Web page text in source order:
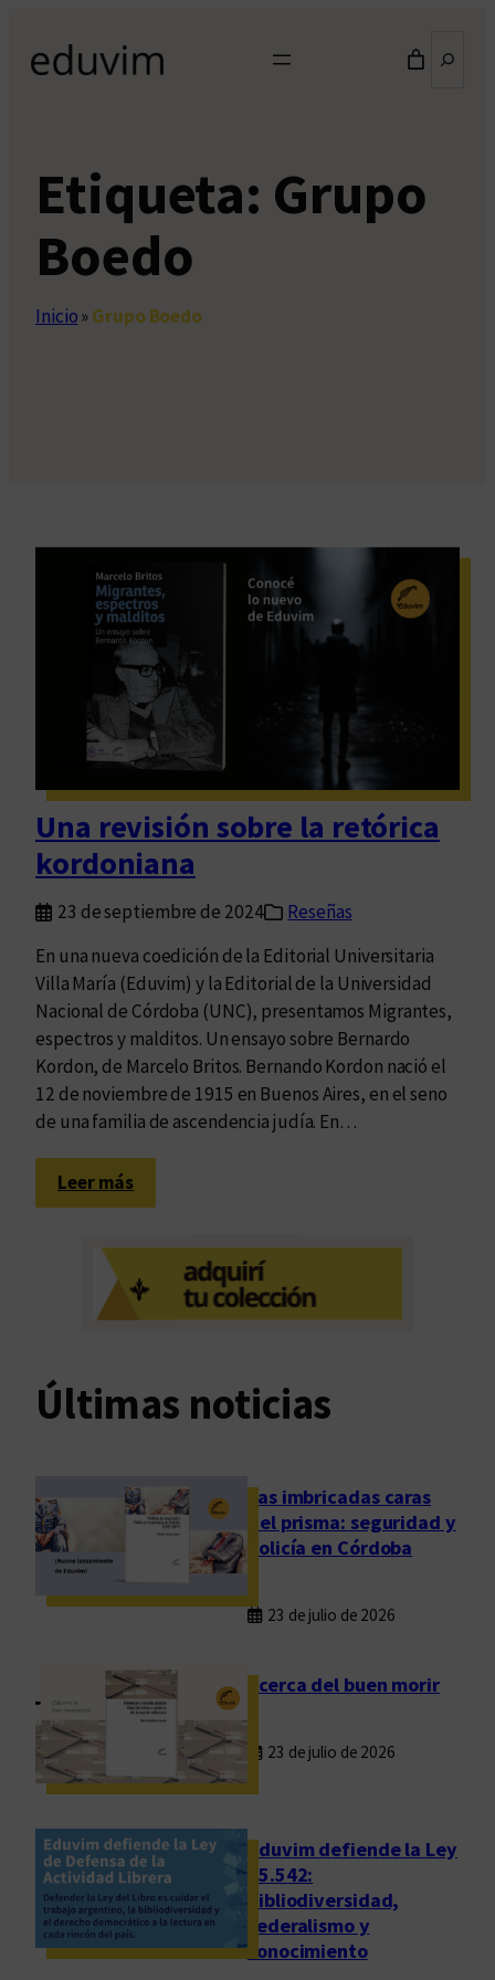
contenido
Etiqueta: Grupo
Boedo
Inicio»Grupo Boedo
Una revisión sobre la retórica
kordoniana
23 de septiembre de 2024
Reseñas
En una nueva coedición de la Editorial Universitaria
Villa María (Eduvim) y la Editorial de la Universidad
Nacional de Córdoba (UNC), presentamos Migrantes,
espectros y malditos. Un ensayo sobre Bernardo
Kordon, de Marcelo Britos. Bernando Kordon nació el
12 de noviembre de 1915 en Buenos Aires, en el seno
de una familia de ascendencia judía. En…
Leer más:
U
r
e
s
n
s
r
a
r
ó
i
c
a
k
o
Últimas noticias
Las imbricadas caras
del prisma: seguridad y
policía en Córdoba
23 de julio de 2026
Acerca del buen morir
23 de julio de 2026
Eduvim defiende la Ley
25.542:
bibliodiversidad,
federalismo y
conocimiento